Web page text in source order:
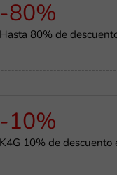
-80%
Hasta 80% de
-10%
K4G 10% de descuento